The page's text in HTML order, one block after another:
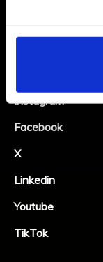
Instagram
Facebook
X
Linkedin
Youtube
TikTok